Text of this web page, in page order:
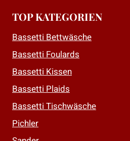
TOP KATEGORIEN
Bassetti Bettwäsche
Bassetti Foulards
Bassetti Kissen
Bassetti Plaids
Bassetti Tischwäsche
Pichler